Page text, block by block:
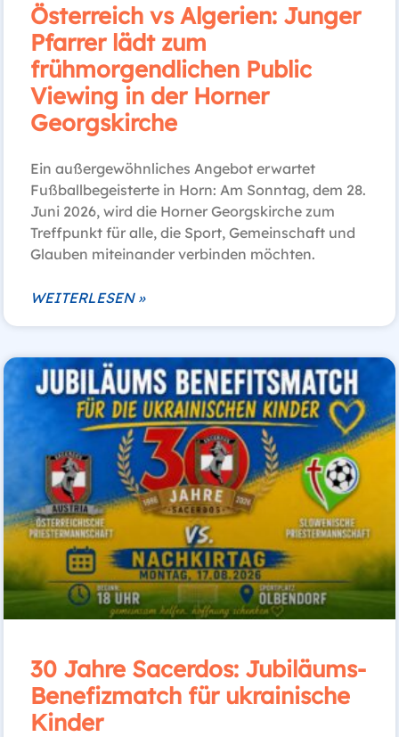
Österreich vs Algerien: Junger
Pfarrer lädt zum
frühmorgendlichen Public
Viewing in der Horner
Georgskirche
Ein außergewöhnliches Angebot erwartet
Fußballbegeisterte in Horn: Am Sonntag, dem 28.
Juni 2026, wird die Horner Georgskirche zum
Treffpunkt für alle, die Sport, Gemeinschaft und
Glauben miteinander verbinden möchten.
WEITERLESEN »
30 Jahre Sacerdos: Jubiläums-
Benefizmatch für ukrainische
Kinder